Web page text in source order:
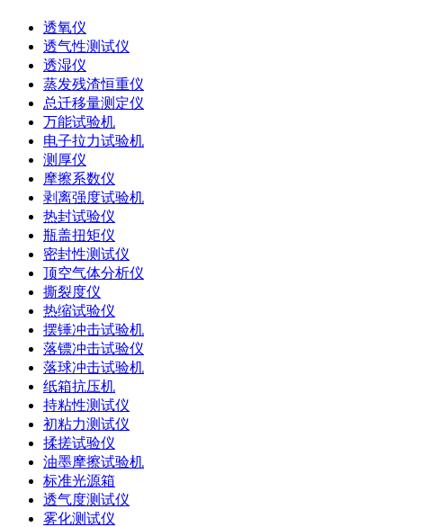
透氧仪
透气性测试仪
透湿仪
蒸发残渣恒重仪
总迁移量测定仪
万能试验机
电子拉力试验机
测厚仪
摩擦系数仪
剥离强度试验机
热封试验仪
瓶盖扭矩仪
密封性测试仪
顶空气体分析仪
撕裂度仪
热缩试验仪
摆锤冲击试验机
落镖冲击试验仪
落球冲击试验机
纸箱抗压机
持粘性测试仪
初粘力测试仪
揉搓试验仪
油墨摩擦试验机
标准光源箱
透气度测试仪
雾化测试仪